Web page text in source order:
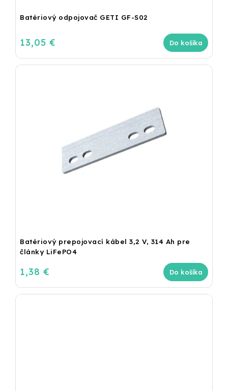
Batériový odpojovač GETI GF-S02
13,05 € Do košíka
Batériový prepojovací kábel 3,2 V, 314 Ah pre
články LiFePO4
1,38 € Do košíka